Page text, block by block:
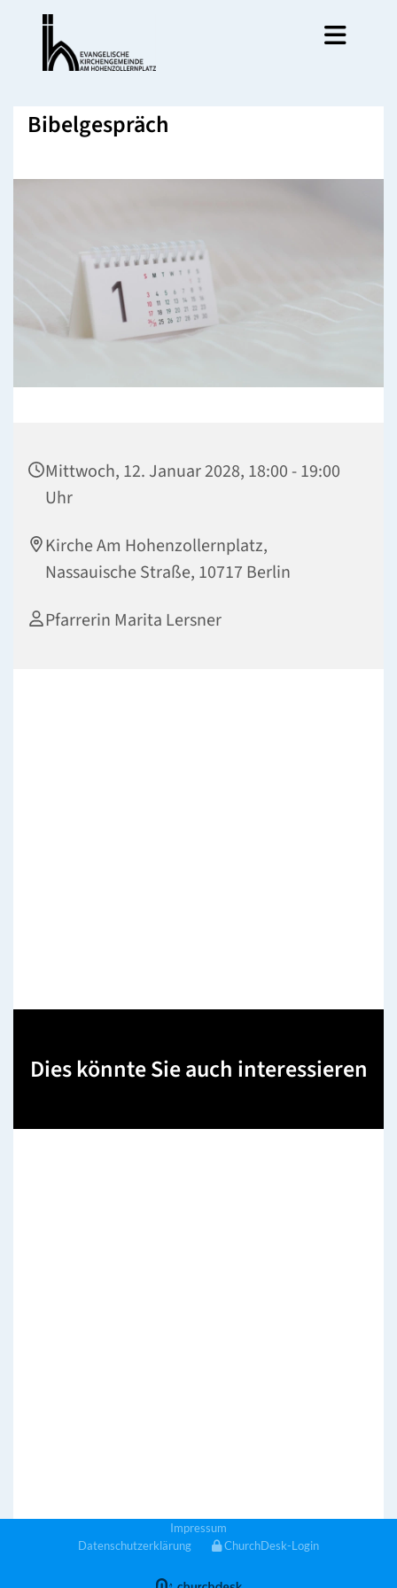
Bibelgespräch
Mittwoch, 12. Januar 2028, 18:00 - 19:00
Uhr
Kirche Am Hohenzollernplatz,
Nassauische Straße, 10717 Berlin
Pfarrerin Marita Lersner
Dies könnte Sie auch interessieren
Impressum
Datenschutzerklärung
ChurchDesk-Login